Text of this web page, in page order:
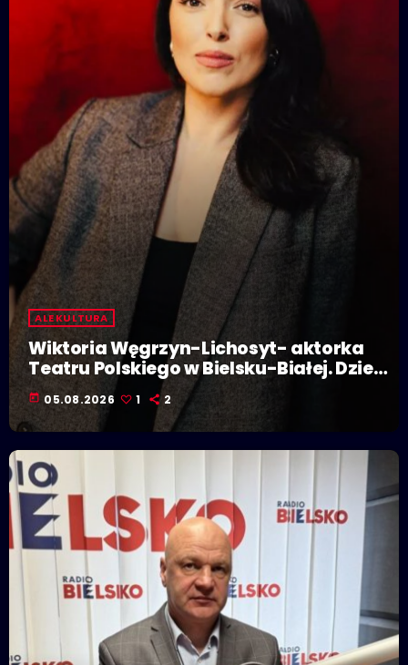
ALE KULTURA
Wiktoria Węgrzyn-Lichosyt- aktorka
Teatru Polskiego w Bielsku-Białej. Dzieje
się w Polskiej Stolicy Kultury!
today 05.08.2026 1 2